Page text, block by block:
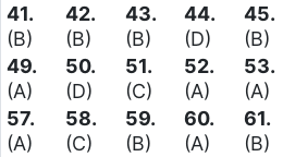
41.
(B)
42.
(B)
43.
(B)
44.
(D)
45.
(B)
49.
(A)
50.
(D)
51.
(C)
52.
(A)
53.
(A)
57.
(A)
58.
(C)
59.
(B)
60.
(A)
61.
(B)